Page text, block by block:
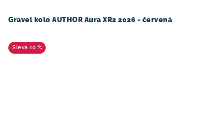
Gravel kolo AUTHOR Aura XR2 2026 - červená
10 %